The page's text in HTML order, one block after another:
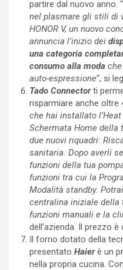
partire dal nuovo anno. “
nel plasmare gli stili di
HONOR V, un nuovo
annuncia l’inizio dei
una categoria
consumo alla moda
auto-espressione“, si
Tado Connector ti
risparmiare anche oltre
che hai installato
Schermata Home della
due nuovi riquadri:
sanitaria. Dopo averli
funzioni della tua
funzioni tra cui la
Modalità standby.
centralina iniziale della
funzioni manuali e la
dell’azienda. Il prezzo è
Il forno dotato della
presentato Haierè un
nella propria cucina.